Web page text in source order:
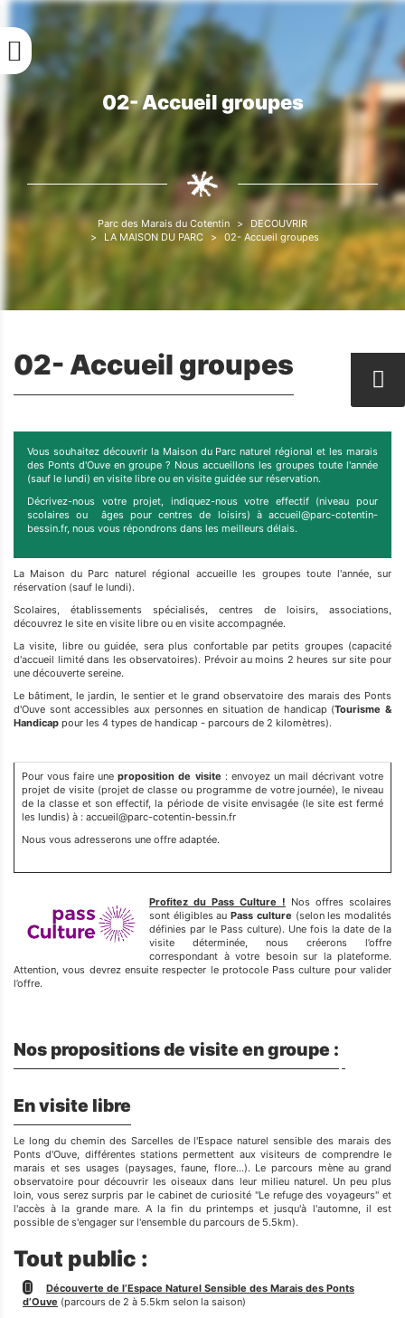
Aller
contenu
principal
Fil
d'Ariane
02- Accueil groupes
Fil
d'Ariane
Parc des Marais du Cotentin
DECOUVRIR
LA MAISON DU PARC
02- Accueil groupes
02- Accueil groupes
Vous souhaitez découvrir la Maison du Parc naturel régional et les marais
des Ponts d'Ouve en groupe ? Nous accueillons les groupes toute l'année
(sauf le lundi) en visite libre ou en visite guidée sur réservation.
Décrivez-nous votre projet, indiquez-nous votre effectif (niveau pour
scolaires ou âges pour centres de loisirs) à accueil@parc-cotentin-
bessin.fr, nous vous répondrons dans les meilleurs délais.
La Maison du Parc naturel régional accueille les groupes toute l'année, sur
réservation (sauf le lundi).
Scolaires, établissements spécialisés, centres de loisirs, associations,
découvrez le site en visite libre ou en visite accompagnée.
La visite, libre ou guidée, sera plus confortable par petits groupes (capacité
d'accueil limité dans les observatoires). Prévoir au moins 2 heures sur site pour
une découverte sereine.
Le bâtiment, le jardin, le sentier et le grand observatoire des marais des Ponts
d'Ouve sont accessibles aux personnes en situation de handicap (Tourisme &
Handicap pour les 4 types de handicap - parcours de 2 kilomètres).
Pour vous faire uneproposition de visite : envoyez un mail décrivant votre
projet de visite (projet de classe ou programme de votre journée), le niveau
de la classe et son effectif, la période de visite envisagée (le site est fermé
les lundis) à : accueil@parc-cotentin-bessin.fr
Nous vous adresserons une offre adaptée.
Profitez du Pass Culture ! Nos offres scolaires
sont éligibles auPass culture (selon les modalités
définies par le Pass culture). Une fois la date de la
visite déterminée, nous créerons l’offre
correspondant à votre besoin sur la plateforme.
Attention, vous devrez ensuite respecter le protocole Pass culture pour valider
l’offre.
Nos propositions de visite en groupe :
En visite libre
Le long du chemin des Sarcelles de l'Espace naturel sensible des marais des
Ponts d'Ouve, différentes stations permettent aux visiteurs de comprendre le
marais et ses usages (paysages, faune, flore...). Le parcours mène au grand
observatoire pour découvrir les oiseaux dans leur milieu naturel. Un peu plus
loin, vous serez surpris par le cabinet de curiosité "Le refuge des voyageurs" et
l'accès à la grande mare. A la fin du printemps et jusqu'à l'automne, il est
possible de s'engager sur l'ensemble du parcours de 5.5km).
Tout public :
Découverte de l’Espace Naturel Sensible des Marais des Ponts
d’Ouve (parcours de 2 à 5.5km selon la saison)